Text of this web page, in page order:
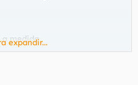
a medida
expandir...